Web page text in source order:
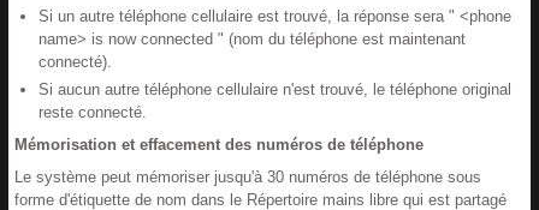
Si un autre téléphone cellulaire est trouvé, la réponse sera " <phone
name> is now connected " (nom du téléphone est maintenant
connecté).
Si aucun autre téléphone cellulaire n'est trouvé, le téléphone original
reste connecté.
Mémorisation et effacement des numéros de téléphone
Le système peut mémoriser jusqu'à 30 numéros de téléphone sous
forme d'étiquette de nom dans le Répertoire mains libre qui est partagé